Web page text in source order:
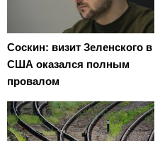
Соскин: визит Зеленского в
США оказался полным
провалом